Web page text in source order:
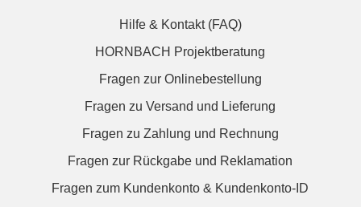
Hilfe & Kontakt (FAQ)
HORNBACH Projektberatung
Fragen zur Onlinebestellung
Fragen zu Versand und Lieferung
Fragen zu Zahlung und Rechnung
Fragen zur Rückgabe und Reklamation
Fragen zum Kundenkonto & Kundenkonto-ID